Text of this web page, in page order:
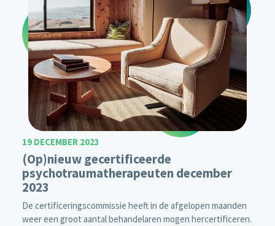
19 DECEMBER 2023
(Op)nieuw gecertificeerde
psychotraumatherapeuten december
2023
De certificeringscommissie heeft in de afgelopen maanden
weer een groot aantal behandelaren mogen hercertificeren.